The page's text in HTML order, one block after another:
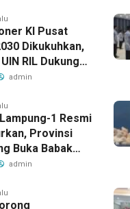
KI Pusat
Dikukuhkan,
RIL Dukung
Tata Kelola
admin
1 Resmi
Provinsi
Buka Babak
admin